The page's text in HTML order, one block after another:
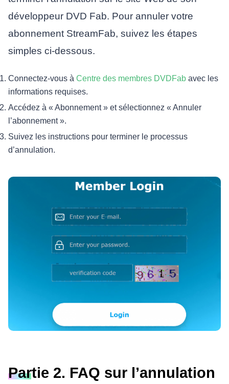
développeur DVD Fab. Pour annuler votre
abonnement StreamFab, suivez les étapes
simples ci-dessous.
Connectez-vous à Centre des membres DVDFabavec les
informations requises.
Accédez à « Abonnement » et sélectionnez « Annuler
l’abonnement ».
Suivez les instructions pour terminer le processus
d’annulation.
Partie 2. FAQ sur l’annulation